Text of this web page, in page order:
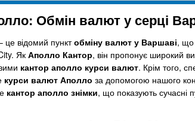
Обмін валют у серці
це відомий пунктобміну валют у Варшаві, що
Як Аполло Кантор, він пропонує широкий
кантор аполло курси валют. Крім того,
курси валют Аполло за допомогою нашого
кантор аполло знімки, що показують сучасні